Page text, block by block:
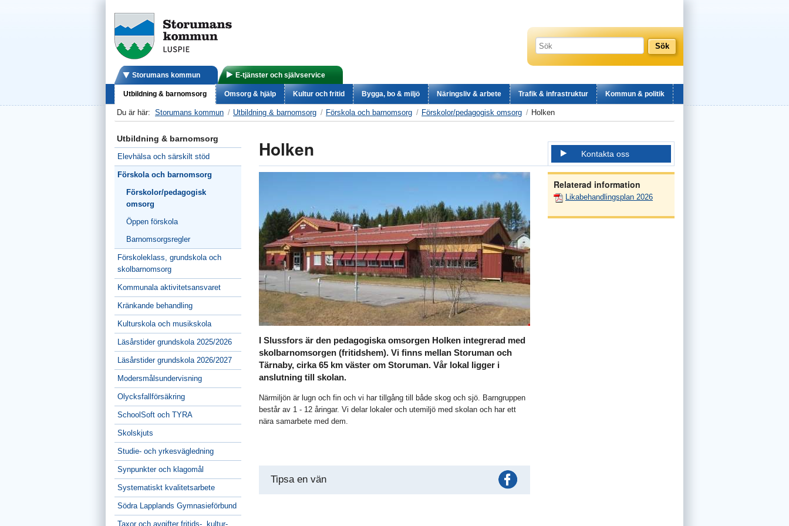
Storumans kommun E-tjänster och självservice
Utbildning & barnomsorg Omsorg & hjälp Kultur och fritid Bygga, bo & miljö Näringsliv & arbete Trafik & infrastruktur Kommun & politik
Du är här: Storumans kommun Utbildning & barnomsorg Förskola och barnomsorg Förskolor/pedagogisk omsorg Holken
Utbildning & barnomsorg
Elevhälsa och särskilt stöd
Förskola och barnomsorg
Förskolor/pedagogisk
omsorg
Öppen förskola
Barnomsorgsregler
Förskoleklass, grundskola och
skolbarnomsorg
Kommunala aktivitetsansvaret
Kränkande behandling
Kulturskola och musikskola
Läsårstider grundskola 2025/2026
Läsårstider grundskola 2026/2027
Modersmålsundervisning
Olycksfallförsäkring
SchoolSoft och TYRA
Skolskjuts
Studie- och yrkesvägledning
Synpunkter och klagomål
Systematiskt kvalitetsarbete
Södra Lapplands Gymnasieförbund
Taxor och avgifter fritids-, kultur-
Holken Kontakta oss
I Slussfors är den pedagogiska omsorgen Holken integrerad med
skolbarnomsorgen (fritidshem). Vi finns mellan Storuman och
Tärnaby, cirka 65 km väster om Storuman. Vår lokal ligger i
anslutning till skolan.
Närmiljön är lugn och fin och vi har tillgång till både skog och sjö. Barngruppen
består av 1 - 12 åringar. Vi delar lokaler och utemiljö med skolan och har ett
nära samarbete med dem.
Tipsa en vän
Relaterad information
Likabehandlingsplan 2026